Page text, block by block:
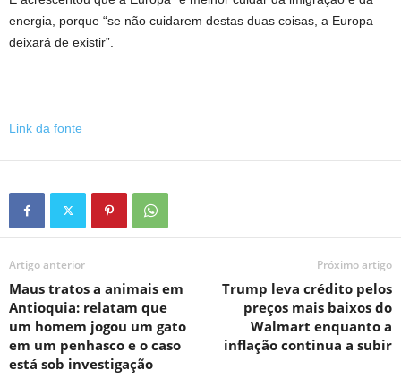
energia, porque “se não cuidarem destas duas coisas, a Europa
deixará de existir”.
Link da fonte
Artigo anterior
Maus tratos a animais em
Antioquia: relatam que
um homem jogou um gato
em um penhasco e o caso
está sob investigação
Próximo artigo
Trump leva crédito pelos
preços mais baixos do
Walmart enquanto a
inflação continua a subir